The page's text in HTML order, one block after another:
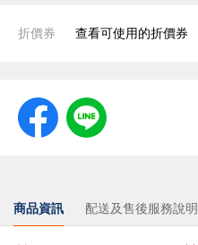
折價券 查看可使用的折價券
商品資訊 配送及售後服務說明